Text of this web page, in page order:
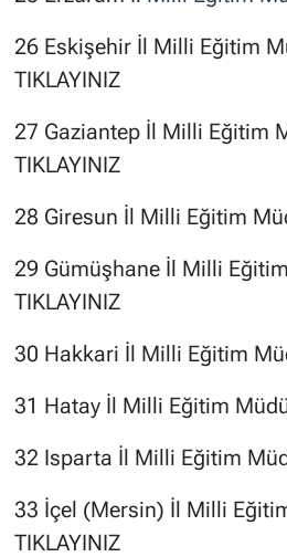
26 Eskişehir İl Milli Eğitim
TIKLAYINIZ
27 Gaziantep İl Milli Eğitim
TIKLAYINIZ
28 Giresun İl Milli Eğitim
29 Gümüşhane İl Milli
TIKLAYINIZ
30 Hakkari İl Milli Eğitim
31 Hatay İl Milli Eğitim
32 Isparta İl Milli Eğitim
33 İçel (Mersin) İl Milli
TIKLAYINIZ